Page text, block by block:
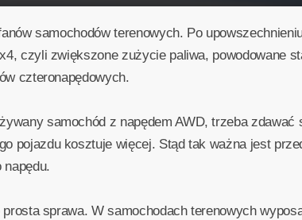
samochodów terenowych. Po
czyli zwiększone zużycie paliwa, powodowane
czteronapędowych.
samochód z napędem AWD, trzeba zdawać
pojazdu kosztuje więcej. Stąd tak ważna jest
napędu.
sprawa. W samochodach terenowych